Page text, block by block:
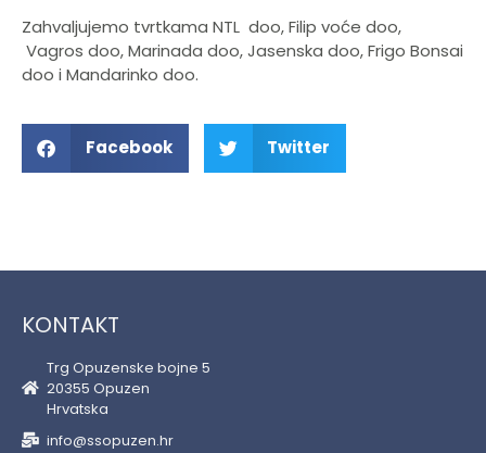
Zahvaljujemo tvrtkama NTL doo, Filip voće doo,
Vagros doo, Marinada doo, Jasenska doo, Frigo Bonsai
doo i Mandarinko doo.
Facebook Twitter
KONTAKT
Trg Opuzenske bojne 5
20355 Opuzen
Hrvatska
info@ssopuzen.hr